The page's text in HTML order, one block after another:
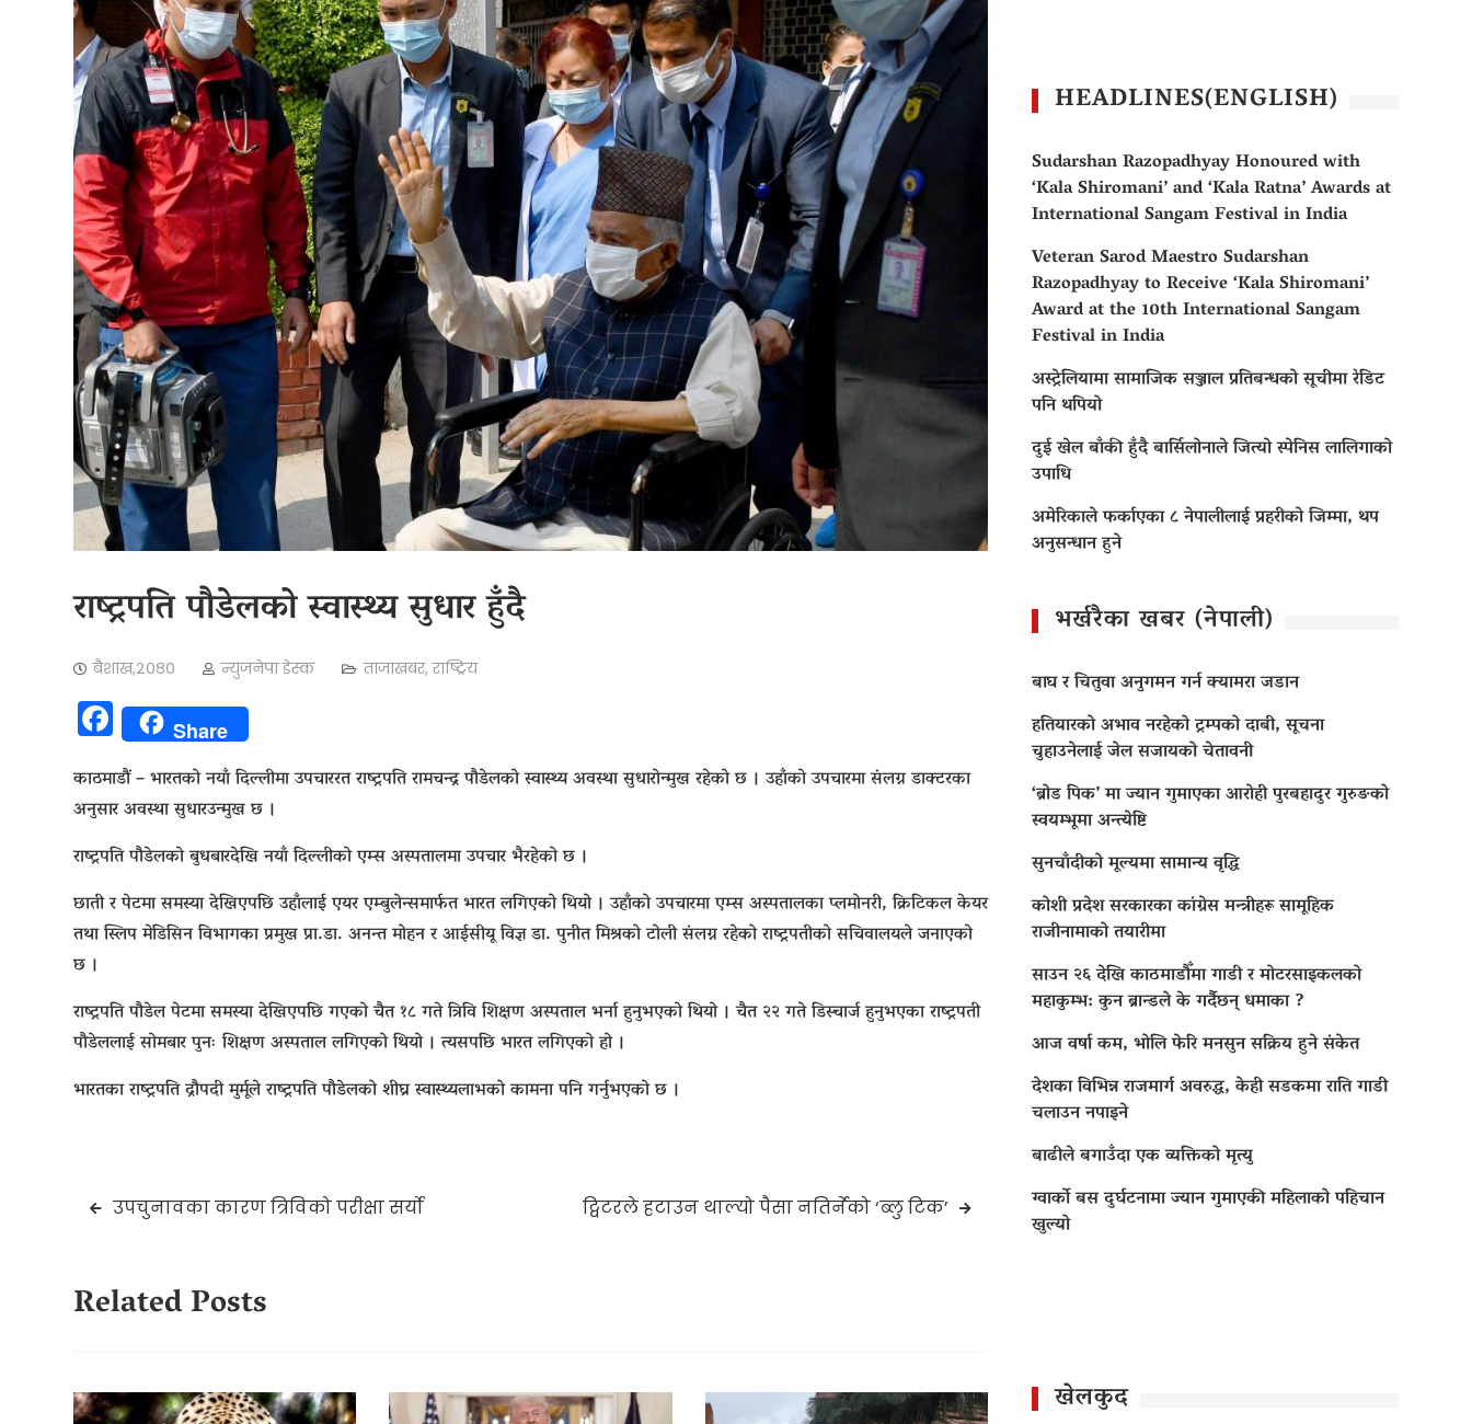
राष्ट्रपति पौडेलको स्वास्थ्य सुधार हुँदै
बैशाख,२०८० न्युजनेपा डेस्क ताजाखबर,राष्ट्रिय
Facebook
Share
काठमाडौं – भारतको नयाँ दिल्लीमा उपचाररत राष्ट्रपति रामचन्द्र पौडेलको स्वास्थ्य अवस्था सुधारोन्मुख रहेको छ । उहाँको उपचारमा संलग्न डाक्टरका
अनुसार अवस्था सुधारउन्मुख छ ।
राष्ट्रपति पौडेलको बुधबारदेखि नयाँ दिल्लीको एम्स अस्पतालमा उपचार भैरहेको छ ।
छाती र पेटमा समस्या देखिएपछि उहाँलाई एयर एम्बुलेन्समार्फत भारत लगिएको थियो । उहाँको उपचारमा एम्स अस्पतालका प्लमोनरी, क्रिटिकल केयर
तथा स्लिप मेडिसिन विभागका प्रमुख प्रा.डा. अनन्त मोहन र आईसीयू विज्ञ डा. पुनीत मिश्रको टोली संलग्न रहेको राष्ट्रपतीको सचिवालयले जनाएको
छ ।
राष्ट्रपति पौडेल पेटमा समस्या देखिएपछि गएको चैत १८ गते त्रिवि शिक्षण अस्पताल भर्ना हुनुभएको थियो । चैत २२ गते डिस्चार्ज हुनुभएका राष्ट्रपती
पौडेललाई सोमबार पुनः शिक्षण अस्पताल लगिएको थियो । त्यसपछि भारत लगिएको हो ।
भारतका राष्ट्रपति द्रौपदी मुर्मूले राष्ट्रपति पौडेलको शीघ्र स्वास्थ्यलाभको कामना पनि गर्नुभएको छ ।
Postउपचुनावका कारण त्रिविको परीक्षा सर्यो ट्विटरले हटाउन थाल्यो पैसा नतिर्नेको ‘ब्लु टिक’
Related Posts
HEADLINES(ENGLISH)
Sudarshan Razopadhyay Honoured with
‘Kala Shiromani’ and ‘Kala Ratna’ Awards at
International Sangam Festival in India
Veteran Sarod Maestro Sudarshan
Razopadhyay to Receive ‘Kala Shiromani’
Award at the 10th International Sangam
Festival in India
अस्ट्रेलियामा सामाजिक सञ्जाल प्रतिबन्धको सूचीमा रेडिट
पनि थपियो
दुई खेल बाँकी हुँदै बार्सिलोनाले जित्यो स्पेनिस लालिगाको
उपाधि
अमेरिकाले फर्काएका ८ नेपालीलाई प्रहरीको जिम्मा, थप
अनुसन्धान हुने
भर्खरैका खबर (नेपाली)
बाघ र चितुवा अनुगमन गर्न क्यामरा जडान
हतियारको अभाव नरहेको ट्रम्पको दाबी, सूचना
चुहाउनेलाई जेल सजायको चेतावनी
‘ब्रोड पिक’ मा ज्यान गुमाएका आराेही पुरबहादुर गुरुङको
स्वयम्भूमा अन्त्येष्टि
सुनचाँदीको मूल्यमा सामान्य वृद्धि
कोशी प्रदेश सरकारका कांग्रेस मन्त्रीहरू सामूहिक
राजीनामाको तयारीमा
साउन २६ देखि काठमाडौँमा गाडी र मोटरसाइकलको
महाकुम्भ: कुन ब्रान्डले के गर्दैछन् धमाका ?
आज वर्षा कम, भोलि फेरि मनसुन सक्रिय हुने संकेत
देशका विभिन्न राजमार्ग अवरुद्ध, केही सडकमा राति गाडी
चलाउन नपाइने
बाढीले बगाउँदा एक व्यक्तिको मृत्यु
ग्वार्को बस दुर्घटनामा ज्यान गुमाएकी महिलाको पहिचान
खुल्यो
खेलकुद